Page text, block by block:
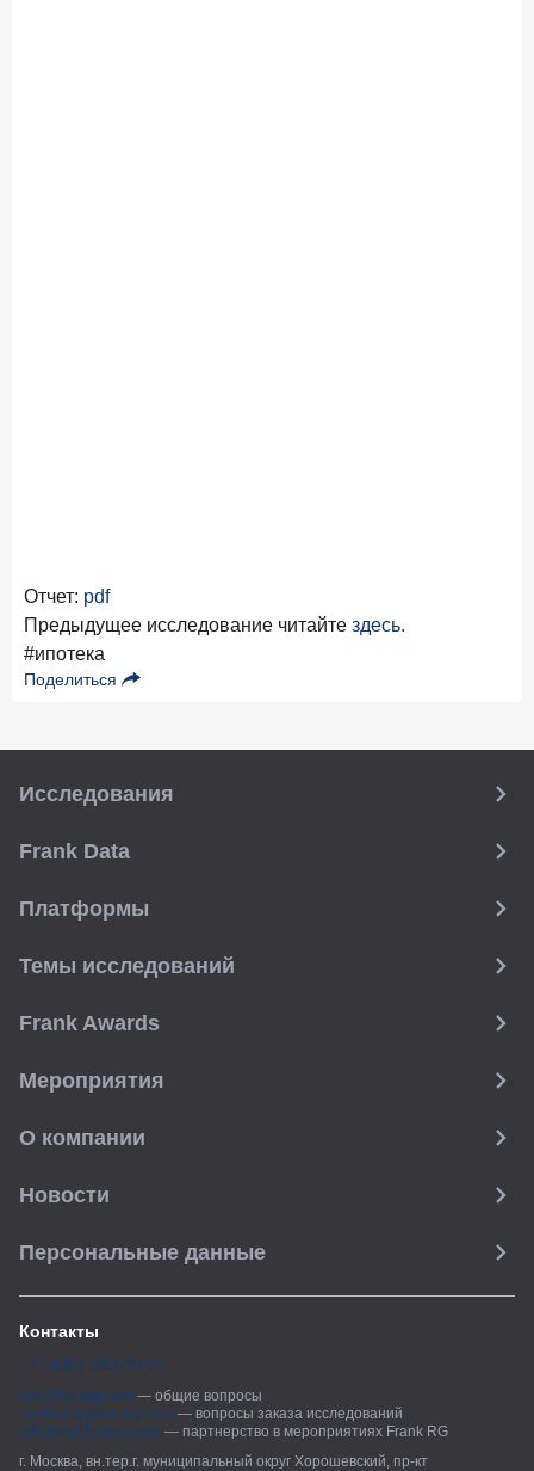
Отчет: pdf
Предыдущее исследование читайте здесь.
#ипотека
Поделиться
Исследования
Frank Data
Платформы
Темы исследований
Frank Awards
Мероприятия
О компании
Новости
Персональные данные
Контакты
+7 (495) 280-70-51
общие вопросы
—
info@frankrg.com
вопросы заказа исследований
—
marketing@frankrg.com
партнерство в мероприятиях Frank RG
—
adsales@frankrg.com
г. Москва, вн.тер.г. муниципальный округ Хорошевский, пр-кт